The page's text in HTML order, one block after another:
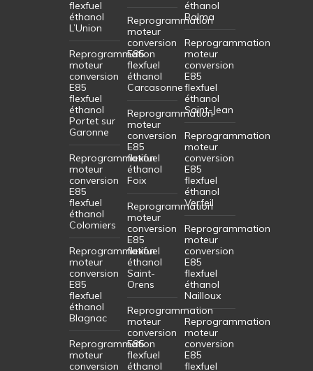
flexfuel
éthanol
L’Union
Reprogrammation
moteur
conversion
E85
flexfuel
éthanol
Portet sur
Garonne
Reprogrammation
moteur
conversion
E85
flexfuel
éthanol
Colomiers
Reprogrammation
moteur
conversion
E85
flexfuel
éthanol
Blagnac
Reprogrammation
moteur
conversion
Reprogrammation
moteur
conversion
E85
flexfuel
éthanol
Carcasonne
Reprogrammation
moteur
conversion
E85
flexfuel
éthanol
Foix
Reprogrammation
moteur
conversion
E85
flexfuel
éthanol
Saint-
Orens
Reprogrammation
moteur
conversion
E85
flexfuel
éthanol
éthanol
Balma
Reprogrammation
moteur
conversion
E85
flexfuel
éthanol
Saint-Jean
Reprogrammation
moteur
conversion
E85
flexfuel
éthanol
Verfeil
Reprogrammation
moteur
conversion
E85
flexfuel
éthanol
Nailloux
Reprogrammation
moteur
conversion
E85
flexfuel